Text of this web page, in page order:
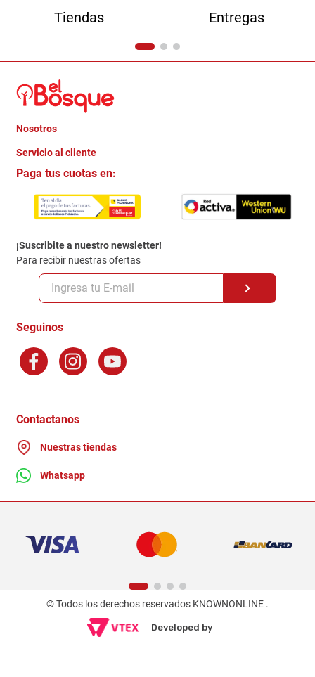
Tiendas Entregas
Nosotros
Quienes somos
Trabaja con Nosotros
Contacto
Servicio al cliente
Crédito Directo
Garantia
Politica de Privacidad
Políticas y condiciones GiftCard
Formas de Pago
Terminos y Condiciones
Factura Electronica
Ganadores - Promociones
Paga tus cuotas en:
¡Suscribite a nuestro newsletter!
Para recibir nuestras ofertas
Seguinos
Contactanos
Nuestras tiendas
Whatsapp
© Todos los derechos reservados KNOWNONLINE .
Developed by